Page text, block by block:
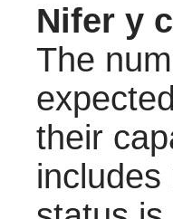
Nifer y
The
their